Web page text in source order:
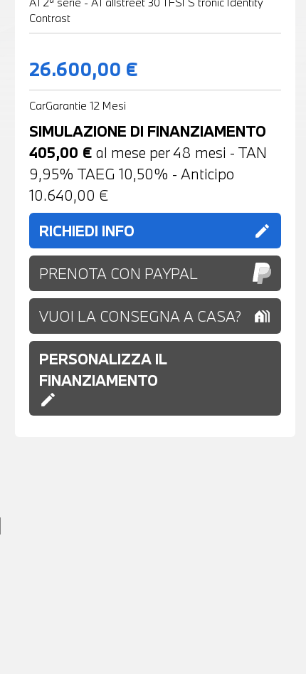
Contrast
26.600,00 €
CarGarantie 12 Mesi
SIMULAZIONE DI FINANZIAMENTO
405,00 € al mese per48 mesi - TAN
9,95% TAEG 10,50% - Anticipo
10.640,00 €
RICHIEDI INFO
edit
PRENOTA CON PAYPAL
VUOI LA CONSEGNA A CASA? holiday_village
PERSONALIZZA IL
FINANZIAMENTO
edit